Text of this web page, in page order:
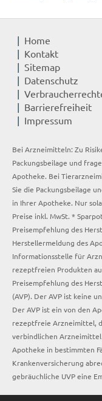
Home
Kontakt
Sitemap
Datenschutz
Barrierefreiheit
Impressum
Bei Arzneimitteln: Zu
Packungsbeilage und
Apotheke. Bei
Sie die Packungsbeilage
in Ihrer Apotheke. Nur
Preise inkl. MwSt. *
Preisempfehlung des
Herstellermeldung des
Informationsstelle für
rezeptfreien Produkten
Preisempfehlung des
(AVP). Der AVP ist keine
Der AVP ist ein von den
rezeptfreie Arzneimittel,
verbindlichen
Apotheke in bestimmten
Krankenversicherung
gebräuchliche UVP eine